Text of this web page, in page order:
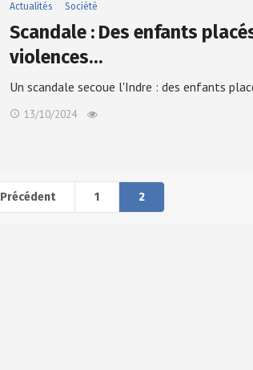
Actualités Société
Scandale : Des enfants
violences…
Un scandale secoue l'Indre : des enfants
13/10/2024
Précédent 1 2